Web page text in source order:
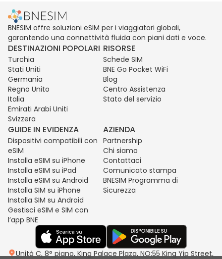
BNESIM offre soluzioni eSIM per i viaggiatori globali,
garantendo una connettività fluida con piani dati e voce.
DESTINAZIONI POPOLARI
Turchia
Stati Uniti
Germania
Regno Unito
Italia
Emirati Arabi Uniti
Svizzera
RISORSE
Schede SIM
BNE Go Pocket WiFi
Blog
Centro Assistenza
Stato del servizio
GUIDE IN EVIDENZA
Dispositivi compatibili con
eSIM
Installa eSIM su iPhone
Installa eSIM su iPad
Installa eSIM su Android
Installa SIM su iPhone
Installa SIM su Android
Gestisci eSIM e SIM con
l’app BNE
AZIENDA
Partnership
Chi siamo
Contattaci
Comunicato stampa
BNESIM Programma di
Sicurezza
Unità C, 8° piano, King Palace Plaza, NO:55 King Yip Street,